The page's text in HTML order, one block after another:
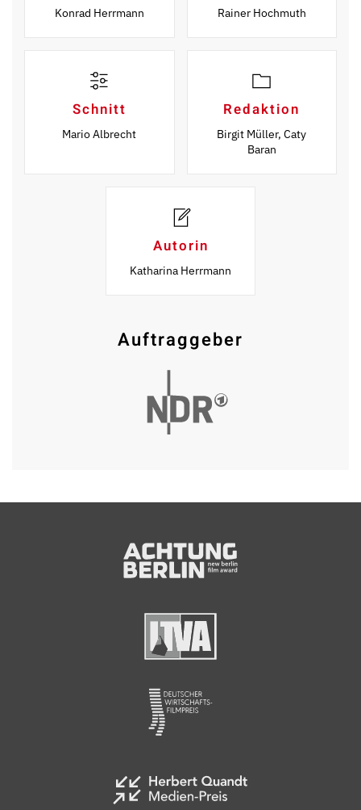
Konrad Herrmann Rainer Hochmuth
Schnitt
Mario Albrecht
Redaktion
Birgit Müller, Caty
Baran
Autorin
Katharina Herrmann
Auftraggeber